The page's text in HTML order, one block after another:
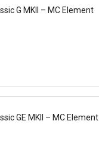
G MKII – MC Element
GE MKII – MC Element